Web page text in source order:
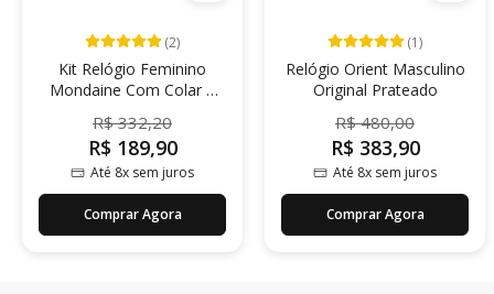
(2)
Kit Relógio Feminino
Mondaine Com Colar e
R$ 332,20
R$ 189,90
Até 8x sem juros
Comprar Agora
(1)
Relógio Orient Masculino
Original Prateado
R$ 480,00
R$ 383,90
Até 8x sem juros
Comprar Agora